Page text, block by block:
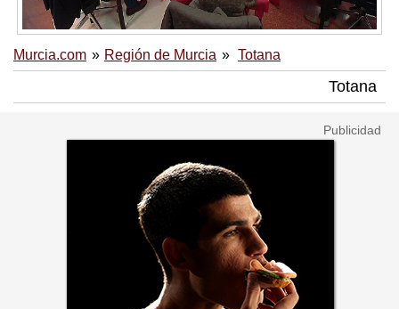
Murcia.com Región de Murcia Totana
Totana